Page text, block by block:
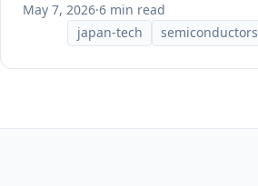
May 7, 2026·6 min read
japan-tech
semiconductors